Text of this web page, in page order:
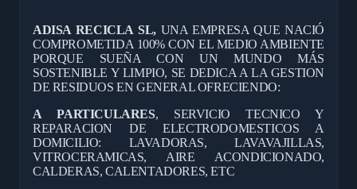
ADISA RECICLA SL, UNA EMPRESA QUE NACIÓ
COMPROMETIDA 100% CON EL MEDIO AMBIENTE
PORQUE SUEÑA CON UN MUNDO MÁS
SOSTENIBLE Y LIMPIO, SE DEDICA A LA GESTION
DE RESIDUOS EN GENERAL OFRECIENDO:
A PARTICULARES, SERVICIO TECNICO Y
REPARACION DE ELECTRODOMESTICOS A
DOMICILIO: LAVADORAS, LAVAVAJILLAS,
VITROCERAMICAS, AIRE ACONDICIONADO,
CALDERAS, CALENTADORES, ETC